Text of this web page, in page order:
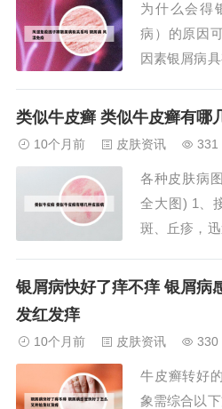
种药膏，乱
院，在专业...
为什么会得
病）的原因
因素银屑病
加。研究表
屑病是一种
病，其核心
类似牛皮癣 类似牛皮癣有哪
10个月前 皮肤资讯 331
各种皮肤病
全大图) 1、
斑、丘疹，
疱、脱屑形
时中心可以
展，形成同心
银屑病快好了痒不痒 银屑病
发红发痒
10个月前 皮肤资讯 330
牛皮癣转好
象需综合以